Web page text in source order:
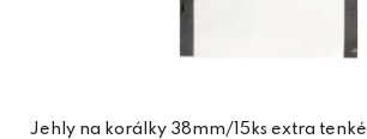
Jehly na korálky 38mm/15ks extra tenké